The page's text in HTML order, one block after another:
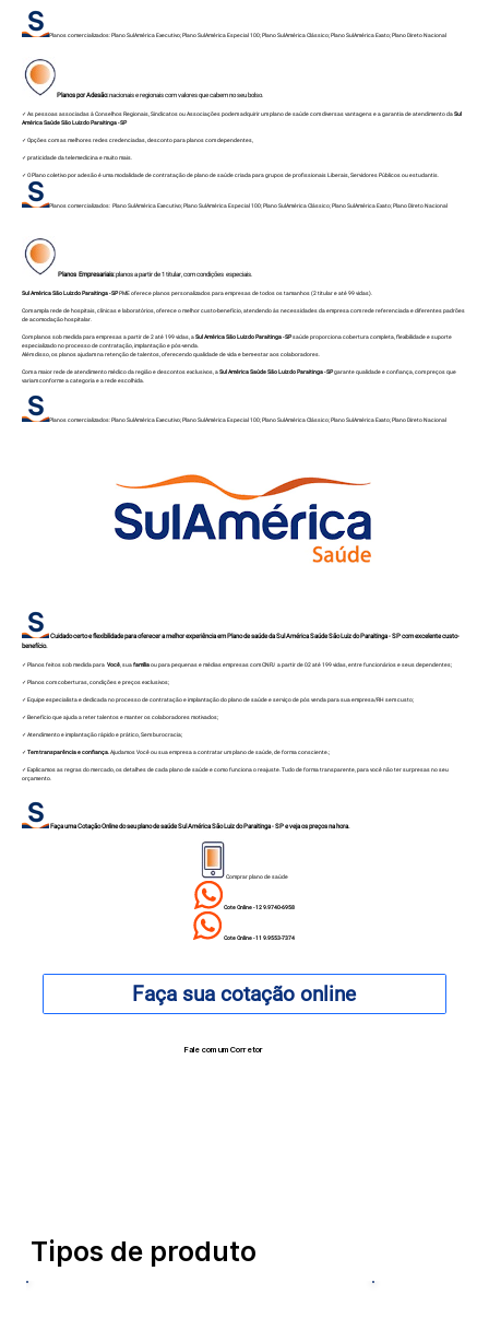
Planos comercializados:Plano SulAmérica Executivo;Plano SulAmérica Especial 100;Plano SulAmérica Clássico;Plano SulAmérica Exato;Plano Direto Nacional
Planos por Adesão:nacionais e regionais com valores que cabem no seu bolso.
✓ As pessoas associadas à Conselhos Regionais, Sindicatos ou Associações podem adquirir um plano de saúde com diversas vantagens e a garantia de atendimento daSul
América Saúde São Luiz do Paraitinga - SP
✓ Opções com as melhores redes credenciadas, desconto para planos com dependentes,
✓ praticidade da telemedicina e muito mais.
✓ O Plano coletivo por adesão é uma modalidade de contratação de plano de saúde criada para grupos de profissionais Liberais, Servidores Públicos ou estudantis.
Planos comercializados:Plano SulAmérica Executivo;Plano SulAmérica Especial 100;Plano SulAmérica Clássico;Plano SulAmérica Exato;Plano Direto Nacional
Planos Empresariais:planos a partir de 1 titular, com condições especiais.
Sul América São Luiz do Paraitinga - SPPME oferece planos personalizados para empresas de todos os tamanhos (2 titular e até 99 vidas).
Com ampla rede de hospitais, clínicas e laboratórios, oferece o melhor custo-benefício, atendendo às necessidades da empresa com rede referenciada e diferentes padrões
de acomodação hospitalar.
Com planos sob medida para empresas a partir de 2 até 199 vidas, aSul América São Luiz do Paraitinga - SPsaúde proporciona cobertura completa, flexibilidade e suporte
especializado no processo de contratação, implantação e pós-venda.
Além disso, os planos ajudam na retenção de talentos, oferecendo qualidade de vida e bem-estar aos colaboradores.
Com a maior rede de atendimento médico da região e descontos exclusivos, aSul América Saúde São Luiz do Paraitinga - SPgarante qualidade e confiança, com preços que
variam conforme a categoria e a rede escolhida.
Planos comercializados:Plano SulAmérica Executivo;Plano SulAmérica Especial 100;Plano SulAmérica Clássico;Plano SulAmérica Exato;Plano Direto Nacional
Cuidado certo e flexibilidade para oferecer a melhor experiência em Plano de saúde da Sul América Saúde São Luiz do Paraitinga - SP com excelente custo-
benefício.
✓ Planos feitos sob medida para Você , suafamíliaou para pequenas e médias empresas com CNPJ a partir de 02 até 199 vidas, entre funcionários e seus dependentes;
✓ Planos com coberturas, condições e preços exclusivos;
✓ Equipe especialista e dedicada no processo de contratação e implantação do plano de saúde e serviço de pós venda para sua empresa/RH sem custo;
✓ Benefício que ajuda a reter talentos e manter os colaboradores motivados;
✓ Atendimento e implantação rápido e prático, Sem burocracia;
✓Tem transparência e confiança.Ajudamos Você ou sua empresa a contratar um plano de saúde, de forma consciente.;
✓ Explicamos as regras do mercado, os detalhes de cada plano de saúde e como funciona o reajuste. Tudo de forma transparente, para você não ter surpresas no seu
orçamento.
Faça uma Cotação Online do seu plano de saúde Sul AméricaSão Luiz do Paraitinga - SPe veja os preços na hora.
Comprar plano de saúde
Cote Online - 12 9.9740-6958
Cote Online - 11 9.9553-7374
Fale com um Corretor
Faça sua cotação online
Tipos de produto